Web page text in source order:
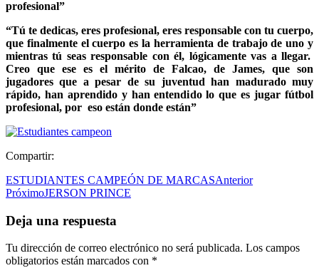
profesional”
“Tú te dedicas, eres profesional, eres responsable con tu cuerpo,
que finalmente el cuerpo es la herramienta de trabajo de uno y
mientras tú seas responsable con él, lógicamente vas a llegar.
Creo que ese es el mérito de Falcao, de James, que son
jugadores que a pesar de su juventud han madurado muy
rápido, han aprendido y han entendido lo que es jugar fútbol
profesional, por eso están donde están”
Compartir:
ESTUDIANTES CAMPEÓN DE MARCASAnterior
PróximoJERSON PRINCE
Deja una respuesta
Tu dirección de correo electrónico no será publicada. Los campos
obligatorios están marcados con *